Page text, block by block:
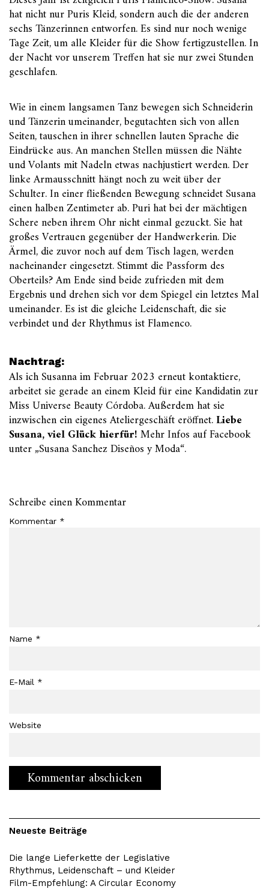
hat nicht nur Puris Kleid, sondern auch die der anderen
sechs Tänzerinnen entworfen. Es sind nur noch wenige
Tage Zeit, um alle Kleider für die Show fertigzustellen. In
der Nacht vor unserem Treffen hat sie nur zwei Stunden
geschlafen.
Wie in einem langsamen Tanz bewegen sich Schneiderin
und Tänzerin umeinander, begutachten sich von allen
Seiten, tauschen in ihrer schnellen lauten Sprache die
Eindrücke aus. An manchen Stellen müssen die Nähte
und Volants mit Nadeln etwas nachjustiert werden. Der
linke Armausschnitt hängt noch zu weit über der
Schulter. In einer fließenden Bewegung schneidet Susana
einen halben Zentimeter ab. Puri hat bei der mächtigen
Schere neben ihrem Ohr nicht einmal gezuckt. Sie hat
großes Vertrauen gegenüber der Handwerkerin. Die
Ärmel, die zuvor noch auf dem Tisch lagen, werden
nacheinander eingesetzt. Stimmt die Passform des
Oberteils? Am Ende sind beide zufrieden mit dem
Ergebnis und drehen sich vor dem Spiegel ein letztes Mal
umeinander. Es ist die gleiche Leidenschaft, die sie
verbindet und der Rhythmus ist Flamenco.
Nachtrag:
Als ich Susanna im Februar 2023 erneut kontaktiere,
arbeitet sie gerade an einem Kleid für eine Kandidatin zur
Miss Universe Beauty Córdoba. Außerdem hat sie
inzwischen ein eigenes Ateliergeschäft eröffnet.Liebe
Susana, viel Glück hierfür!Mehr Infos auf Facebook
unter „Susana Sanchez Diseños y Moda“.
Schreibe einen Kommentar
Kommentar *
Name *
E-Mail *
Website
Neueste Beiträge
Die lange Lieferkette der Legislative
Rhythmus, Leidenschaft – und Kleider
Film-Empfehlung: A Circular Economy